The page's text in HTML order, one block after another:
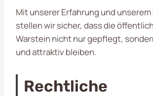
Mit unserer Erfahrung und
stellen wir sicher, dass die
Warstein nicht nur gepflegt,
und attraktiv bleiben.
Rechtliche